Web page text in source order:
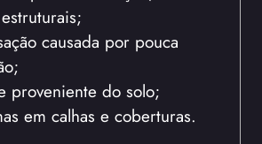
causada por pouca
proveniente do solo;
em calhas e coberturas.